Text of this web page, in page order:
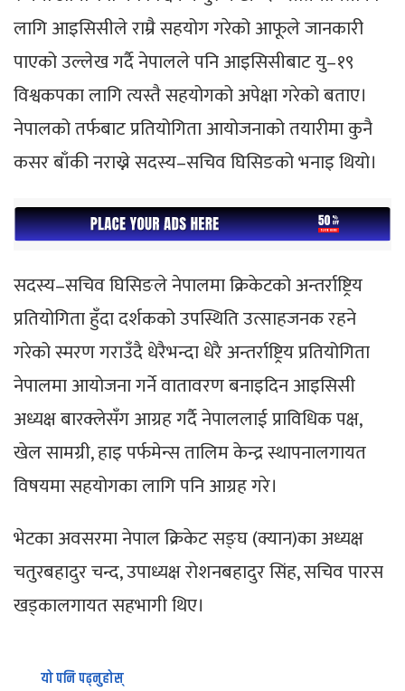
लागि आइसिसीले राम्रै सहयोग गरेको आफूले जानकारी
पाएको उल्लेख गर्दै नेपालले पनि आइसिसीबाट यु–१९
विश्वकपका लागि त्यस्तै सहयोगको अपेक्षा गरेको बताए।
नेपालको तर्फबाट प्रतियोगिता आयोजनाको तयारीमा कुनै
कसर बाँकी नराख्ने सदस्य–सचिव घिसिङको भनाइ थियो।
सदस्य–सचिव घिसिङले नेपालमा क्रिकेटको अन्तर्राष्ट्रिय
प्रतियोगिता हुँदा दर्शकको उपस्थिति उत्साहजनक रहने
गरेको स्मरण गराउँदै धेरैभन्दा धेरै अन्तर्राष्ट्रिय प्रतियोगिता
नेपालमा आयोजना गर्ने वातावरण बनाइदिन आइसिसी
अध्यक्ष बारक्लेसँग आग्रह गर्दै नेपाललाई प्राविधिक पक्ष,
खेल सामग्री, हाइ पर्फमेन्स तालिम केन्द्र स्थापनालगायत
विषयमा सहयोगका लागि पनि आग्रह गरे।
भेटका अवसरमा नेपाल क्रिकेट सङ्घ (क्यान)का अध्यक्ष
चतुरबहादुर चन्द, उपाध्यक्ष रोशनबहादुर सिंह, सचिव पारस
खड्कालगायत सहभागी थिए।
यो पनि पढ्नुहोस्